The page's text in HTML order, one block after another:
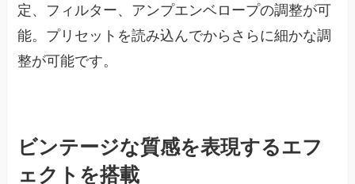
定、フィルター、アンプエンベロープの調整が可
能。プリセットを読み込んでからさらに細かな調
整が可能です。
ビンテージな質感を表現するエフ
ェクトを搭載